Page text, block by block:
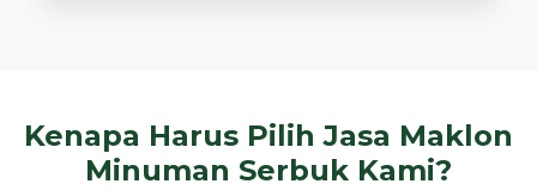
Kenapa Harus Pilih Jasa Maklon
Minuman Serbuk Kami?